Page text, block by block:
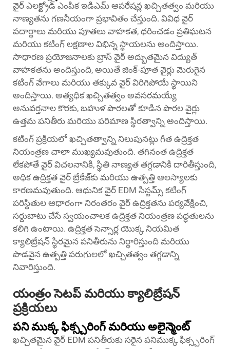
వైర్ ఎలక్ట్రోడ్ ఎంపిక ఇడిఎమ్ ఆపరేషన్ల ఖచ్చితత్వం మరియు
నాణ్యతను గణనీయంగా ప్రభావితం చేస్తుంది. వివిధ వైర్
పదార్థాలు మరియు పూతలు వాహకత, ధరించడం ప్రతిఘటన
మరియు కటింగ్ లక్షణాల విభిన్న స్థాయలను అందిస్తాయి.
సాధారణ ప్రయోజనాలకు బ్రాస్ వైర్ అద్భుతమైన విద్యుత్
వాహకతను అందిస్తుంది, అయితే జింక్-పూత వైర్లు మెరుగైన
కటింగ్ వేగాలు మరియు తక్కువ వైర్ విరిగిపోయే స్థాయిని
అందిస్తాయి. అత్యధిక ఖచ్చితత్వం అవసరమయ్యే
అనువర్తనాల కొరకు, బహుళ పొరలతో కూడిన పొరల వైర్లు
ఉత్తమ పనితీరు మరియు పరిమాణ స్థిరత్వాన్ని అందిస్తాయి.
కటింగ్ ప్రక్రియలో ఖచ్చితత్వాన్ని నిలుపునట్లు గీత ఉద్రిక్తత
నియంత్రణ చాలా ముఖ్యమవుతుంది. తగినంత ఉద్రిక్తత
లేకపోతే వైర్ విచలనానికి, స్థితి నాణ్యత తగ్గడానికి దారితీస్తుంది,
అధిక ఉద్రిక్తత వైర్ బ్రేకేజ్‌కు మరియు ఉత్పత్తి ఆలస్యాలకు
కారణమవుతుంది. ఆధునిక వైర్ EDM సిస్టమ్స్ కటింగ్
పరిస్థితుల ఆధారంగా నిరంతరం వైర్ ఉద్రిక్తతను పర్యవేక్షించి,
సర్దుబాటు చేసే స్వయంచాలక ఉద్రిక్తత నియంత్రణ పద్ధతులను
కలిగి ఉంటాయి. ఉద్రిక్తత సెన్సార్ల యొక్క నియమిత
క్యాలిబ్రేషన్ స్థిరమైన పనితీరును నిర్ధారిస్తుంది మరియు
పొడవైన ఉత్పత్తి పరుగులలో ఖచ్చితత్వం తగ్గడాన్ని
నివారిస్తుంది.
యంత్రం సెటప్ మరియు క్యాలిబ్రేషన్
ప్రక్రియలు
పని ముక్క ఫిక్స్చరింగ్ మరియు అలైన్మెంట్
ఖచ్చితమైన వైర్ EDM పనితీరుకు సరైన పనిముక్క ఫిక్స్చరింగ్